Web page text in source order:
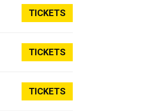
TICKETS
TICKETS
TICKETS